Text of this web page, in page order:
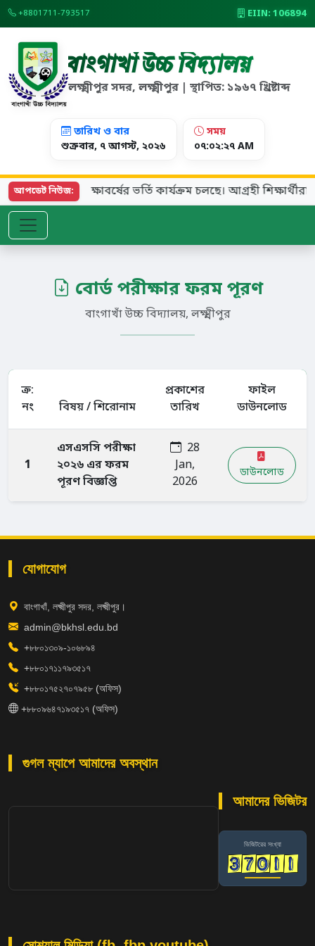
+8801711-793517 EIIN: 106894
বাংগাখাঁ উচ্চ বিদ্যালয়
লক্ষ্মীপুর সদর, লক্ষ্মীপুর | স্থাপিত: ১৯৬৭ খ্রিষ্টাব্দ
তারিখ ও বার
শুক্রবার, ৭ আগস্ট, ২০২৬
সময়
০৭:০২:২৭ AM
আপডেট নিউজ:২০২৬ শিক্ষাবর্ষের ভর্তি কার্যক্রম চলছে। আগ্রহী
বোর্ড পরীক্ষার ফরম পূরণ
বাংগাখাঁ উচ্চ বিদ্যালয়, লক্ষ্মীপুর
ক্র:
নং
বিষয় / শিরোনাম
প্রকাশের
তারিখ
ফাইল
ডাউনলোড
1
এসএসসি পরীক্ষা
২০২৬ এর ফরম
পূরণ বিজ্ঞপ্তি
28
Jan,
2026
ডাউনলোড
যোগাযোগ
বাংগাখাঁ, লক্ষ্মীপুর সদর, লক্ষ্মীপুর।
admin@bkhsl.edu.bd
+৮৮০১৩০৯-১০৬৮৯৪
+৮৮০১৭১১৭৯৩৫১৭
+৮৮০১৭৫২৭০৭৯৫৮ (অফিস)
+৮৮০৯৬৪৭১৯৩৫১৭ (অফিস)
গুগল ম্যাপে আমাদের অবস্থান
আমাদের ভিজিটর
ভিজিটরের সংখ্যা